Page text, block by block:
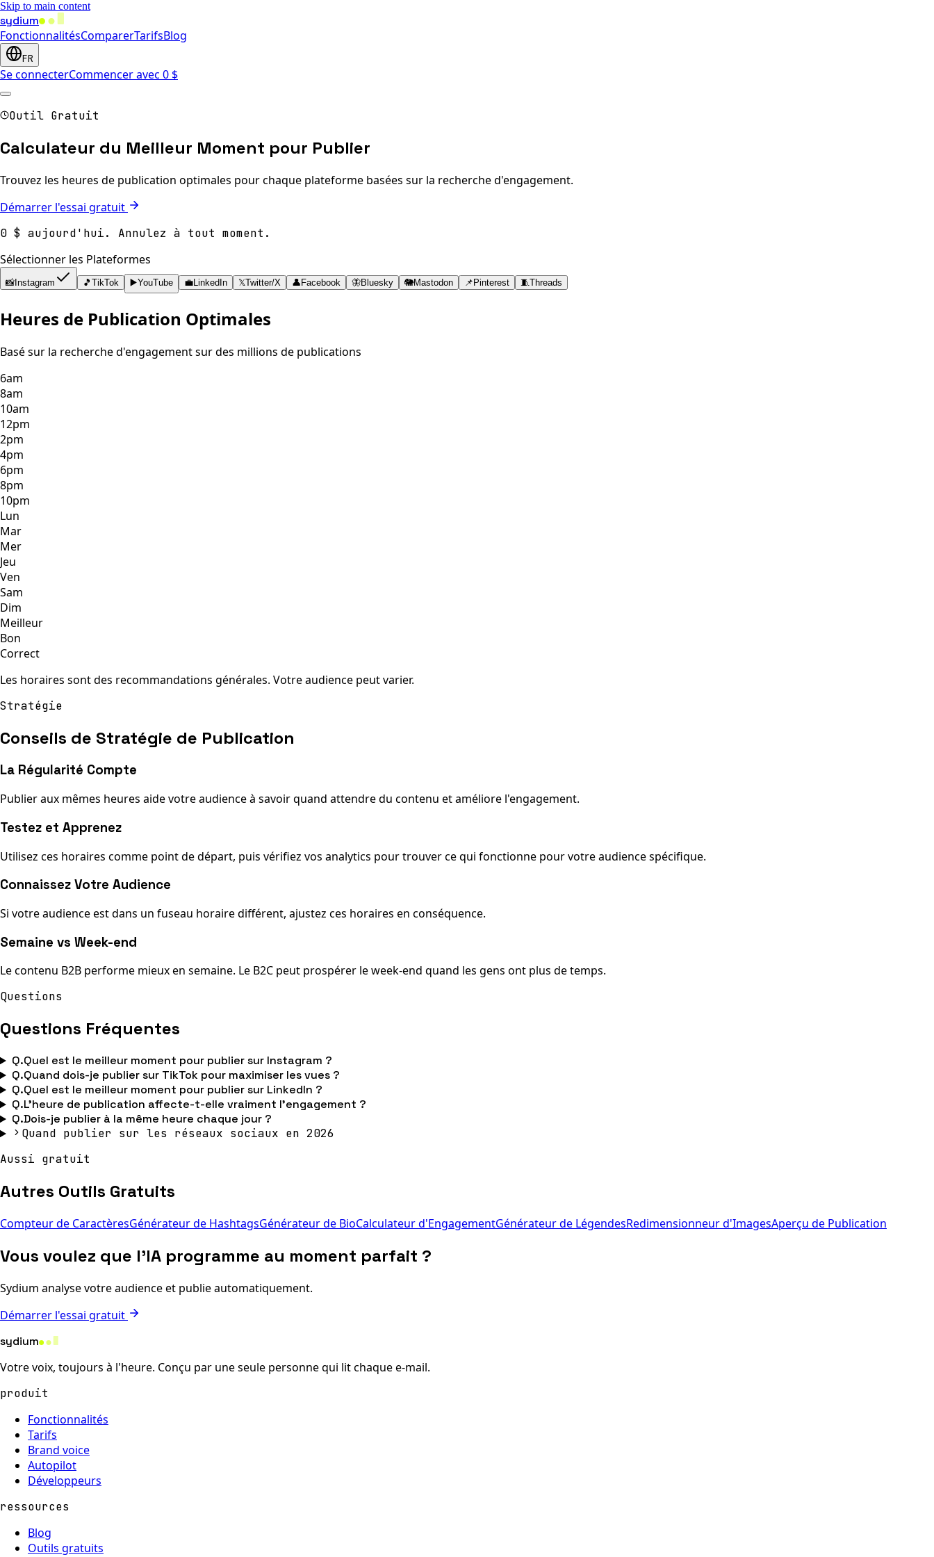
Skip to main content
sydium
FonctionnalitésComparerTarifsBlog
FR
Se connecterCommencer avec 0 $
Outil Gratuit
Calculateur du Meilleur Moment pour Publier
Trouvez les heures de publication optimales pour chaque plateforme basées sur la recherche d'engagement.
Démarrer l'essai gratuit
0 $ aujourd'hui. Annulez à tout moment.
Sélectionner les Plateformes
📸Instagram 🎵 TikTok ▶️YouTube 💼 LinkedIn 𝕏Twitter/X 👤 Facebook 🦋Bluesky 🐘Mastodon 📌 Pinterest 🧵Threads
Heures de Publication Optimales
Basé sur la recherche d'engagement sur des millions de publications
6am
8am
10am
12pm
2pm
4pm
6pm
8pm
10pm
Lun
Mar
Mer
Jeu
Ven
Sam
Dim
Meilleur
Bon
Correct
Les horaires sont des recommandations générales. Votre audience peut varier.
Stratégie
Conseils de Stratégie de Publication
La Régularité Compte
Publier aux mêmes heures aide votre audience à savoir quand attendre du contenu et améliore l'engagement.
Testez et Apprenez
Utilisez ces horaires comme point de départ, puis vérifiez vos analytics pour trouver ce qui fonctionne pour votre audience spécifique.
Connaissez Votre Audience
Si votre audience est dans un fuseau horaire différent, ajustez ces horaires en conséquence.
Semaine vs Week-end
Le contenu B2B performe mieux en semaine. Le B2C peut prospérer le week-end quand les gens ont plus de temps.
Questions
Questions Fréquentes
Q.Quel est le meilleur moment pour publier sur Instagram ?
Q.Quand dois-je publier sur TikTok pour maximiser les vues ?
Q.Quel est le meilleur moment pour publier sur LinkedIn ?
Q.L'heure de publication affecte-t-elle vraiment l'engagement ?
Q.Dois-je publier à la même heure chaque jour ?
Quand publier sur les réseaux sociaux en 2026
Aussi gratuit
Autres Outils Gratuits
Compteur de CaractèresGénérateur de HashtagsGénérateur de BioCalculateur d'EngagementGénérateur de LégendesRedimensionneur d'ImagesAperçu de Publication
Vous voulez que l'IA programme au moment parfait ?
Sydium analyse votre audience et publie automatiquement.
Démarrer l'essai gratuit
sydium
Votre voix, toujours à l'heure. Conçu par une seule personne qui lit chaque e-mail.
produit
Fonctionnalités
Tarifs
Brand voice
Autopilot
Développeurs
ressources
Blog
Outils gratuits